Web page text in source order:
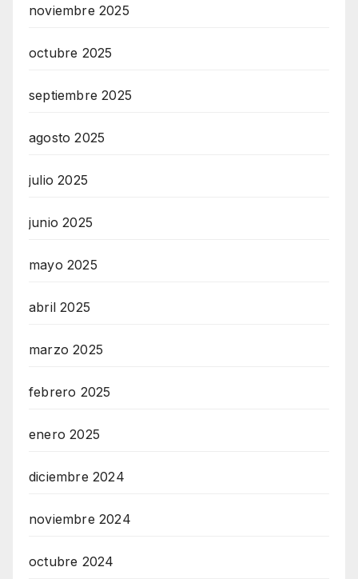
noviembre 2025
octubre 2025
septiembre 2025
agosto 2025
julio 2025
junio 2025
mayo 2025
abril 2025
marzo 2025
febrero 2025
enero 2025
diciembre 2024
noviembre 2024
octubre 2024